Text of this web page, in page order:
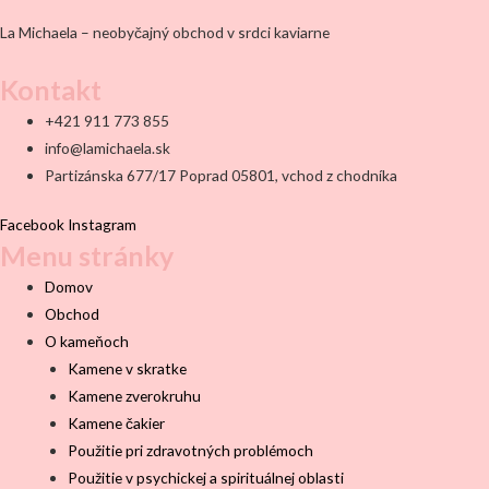
La Michaela – neobyčajný obchod v srdci kaviarne
Kontakt
+421 911 773 855
info@lamichaela.sk
Partizánska 677/17 Poprad 05801, vchod z chodníka
Facebook Instagram
Menu stránky
Domov
Obchod
O kameňoch
Kamene v skratke
Kamene zverokruhu
Kamene čakier
Použitie pri zdravotných problémoch
Použitie v psychickej a spirituálnej oblasti